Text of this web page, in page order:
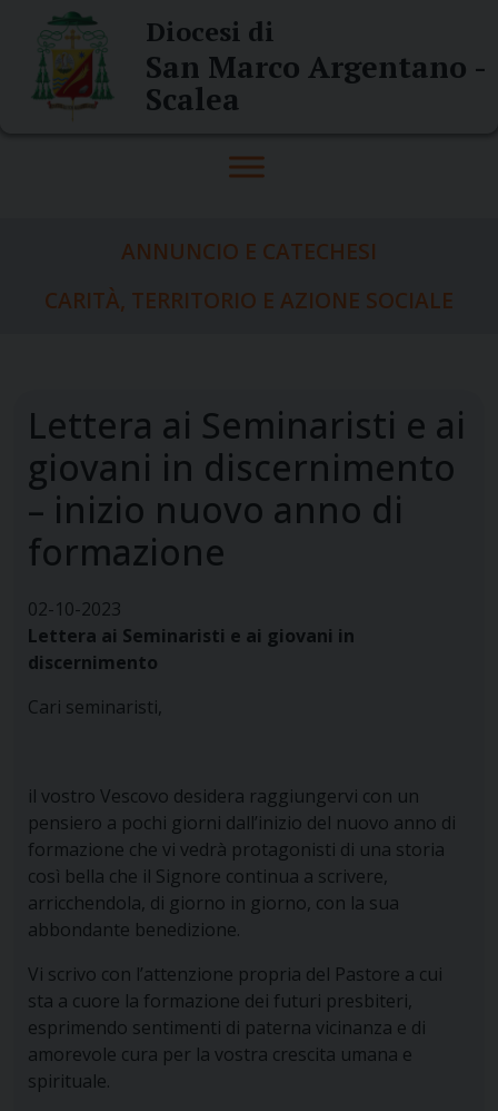
content
Diocesi di
San Marco Argentano -
Scalea
ANNUNCIO E CATECHESI
CARITÀ, TERRITORIO E AZIONE SOCIALE
Lettera ai Seminaristi e ai
giovani in discernimento
– inizio nuovo anno di
formazione
02-10-2023
Lettera ai Seminaristi e ai giovani in
discernimento
Cari seminaristi,
il vostro Vescovo desidera raggiungervi con un
pensiero a pochi giorni dall’inizio del nuovo anno di
formazione che vi vedrà protagonisti di una storia
così bella che il Signore continua a scrivere,
arricchendola, di giorno in giorno, con la sua
abbondante benedizione.
Vi scrivo con l’attenzione propria del Pastore a cui
sta a cuore la formazione dei futuri presbiteri,
esprimendo sentimenti di paterna vicinanza e di
amorevole cura per la vostra crescita umana e
spirituale.